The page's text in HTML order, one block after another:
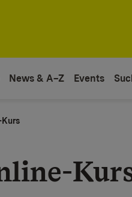
News & A–Z Events
Kurs